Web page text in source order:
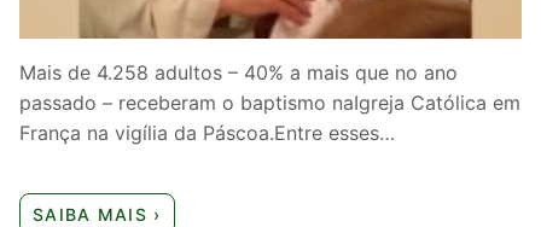
Mais de 4.258 adultos – 40% a mais que no ano
passado – receberam o baptismo naIgreja Católica em
França na vigília da Páscoa.Entre esses…
SAIBA MAIS ›